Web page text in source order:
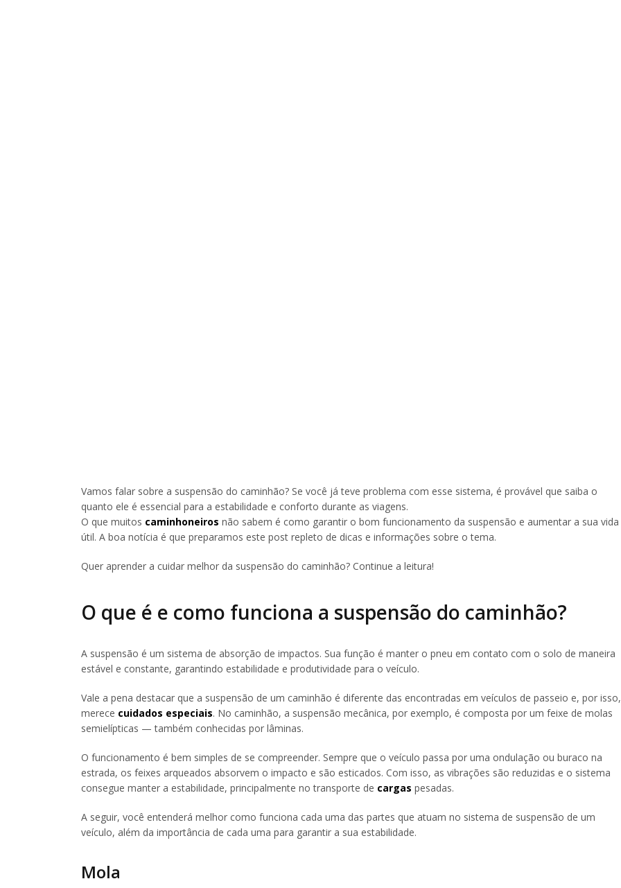
Vamos falar sobre a suspensão do caminhão? Se você já teve problema com esse sistema, é provável que saiba o
quanto ele é essencial para a estabilidade e conforto durante as viagens.
O que muitos caminhoneiros não sabem é como garantir o bom funcionamento da suspensão e aumentar a sua vida
útil. A boa notícia é que preparamos este post repleto de dicas e informações sobre o tema.
Quer aprender a cuidar melhor da suspensão do caminhão? Continue a leitura!
O que é e como funciona a suspensão do caminhão?
A suspensão é um sistema de absorção de impactos. Sua função é manter o pneu em contato com o solo de maneira
estável e constante, garantindo estabilidade e produtividade para o veículo.
Vale a pena destacar que a suspensão de um caminhão é diferente das encontradas em veículos de passeio e, por isso,
merece cuidados especiais. No caminhão, a suspensão mecânica, por exemplo, é composta por um feixe de molas
semielípticas — também conhecidas por lâminas.
O funcionamento é bem simples de se compreender. Sempre que o veículo passa por uma ondulação ou buraco na
estrada, os feixes arqueados absorvem o impacto e são esticados. Com isso, as vibrações são reduzidas e o sistema
consegue manter a estabilidade, principalmente no transporte de cargas pesadas.
A seguir, você entenderá melhor como funciona cada uma das partes que atuam no sistema de suspensão de um
veículo, além da importância de cada uma para garantir a sua estabilidade.
Mola